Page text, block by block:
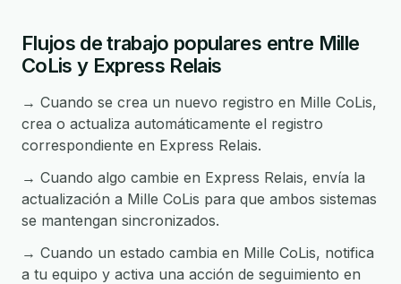
Flujos de trabajo populares entre Mille
CoLis y Express Relais
→ Cuando se crea un nuevo registro en Mille CoLis,
crea o actualiza automáticamente el registro
correspondiente en Express Relais.
→ Cuando algo cambie en Express Relais, envía la
actualización a Mille CoLis para que ambos sistemas
se mantengan sincronizados.
→ Cuando un estado cambia en Mille CoLis, notifica
a tu equipo y activa una acción de seguimiento en